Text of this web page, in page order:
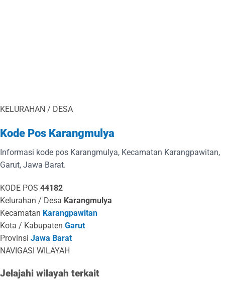
KELURAHAN / DESA
Kode Pos Karangmulya
Informasi kode pos Karangmulya, Kecamatan Karangpawitan,
Garut, Jawa Barat.
KODE POS 44182
Kelurahan / Desa Karangmulya
Kecamatan Karangpawitan
Kota / Kabupaten Garut
Provinsi Jawa Barat
NAVIGASI WILAYAH
Jelajahi wilayah terkait